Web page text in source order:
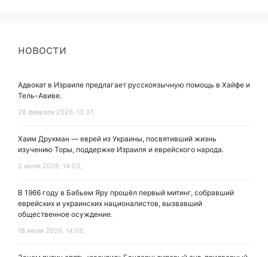
новости
Адвокат в Израиле предлагает русскоязычную помощь в Хайфе и
Тель-Авиве.
28 февраля 2026, 13:37,
Хаим Друкман — еврей из Украины, посвятивший жизнь
изучению Торы, поддержке Израиля и еврейского народа.
2 июля 2026, 14:03,
В 1966 году в Бабьем Яру прошёл первый митинг, собравший
еврейских и украинских националистов, вызвавший
общественное осуждение.
18 июля 2026, 14:05,